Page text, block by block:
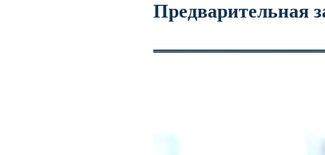
Предварительная